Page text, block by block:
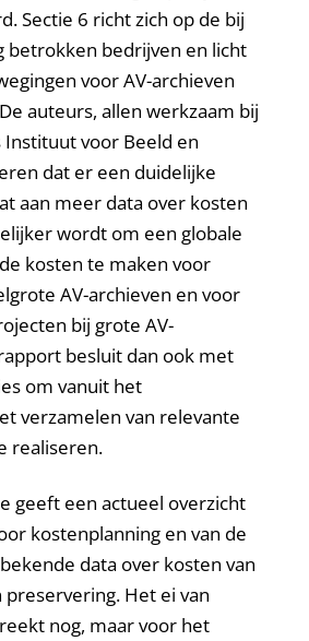
Sectie 6 richt zich op de bij
betrokken bedrijven en licht
voor AV-archieven
auteurs, allen werkzaam bij
voor Beeld en
dat er een duidelijke
aan meer data over kosten
wordt om een globale
kosten te maken voor
AV-archieven en voor
bij grote AV-
besluit dan ook met
om vanuit het
verzamelen van relevante
realiseren.
geeft een actueel overzicht
kostenplanning en van de
data over kosten van
Het ei van
nog, maar voor het